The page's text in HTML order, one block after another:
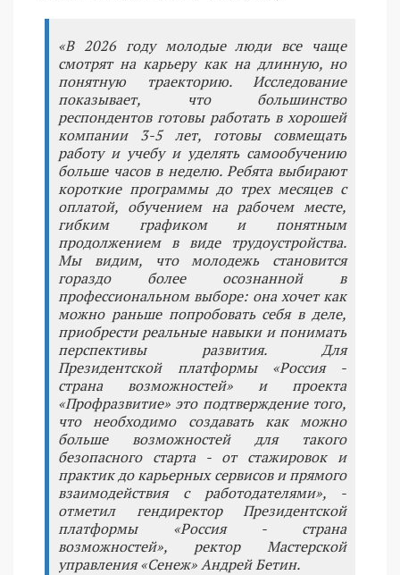
«В 2026 году молодые люди все чаще
смотрят на карьеру как на длинную, но
понятную траекторию. Исследование
показывает, что большинство
респондентов готовы работать в хорошей
компании 3-5 лет, готовы совмещать
работу и учебу и уделять самообучению
больше часов в неделю. Ребята выбирают
короткие программы до трех месяцев с
оплатой, обучением на рабочем месте,
гибким графиком и понятным
продолжением в виде трудоустройства.
Мы видим, что молодежь становится
гораздо более осознанной в
профессиональном выборе: она хочет как
можно раньше попробовать себя в деле,
приобрести реальные навыки и понимать
перспективы развития. Для
Президентской платформы «Россия -
страна возможностей» и проекта
«Профразвитие» это подтверждение того,
что необходимо создавать как можно
больше возможностей для такого
безопасного старта - от стажировок и
практик до карьерных сервисов и прямого
взаимодействия с работодателями», -
отметил гендиректор Президентской
платформы «Россия - страна
возможностей», ректор Мастерской
управления «Сенеж» Андрей Бетин.